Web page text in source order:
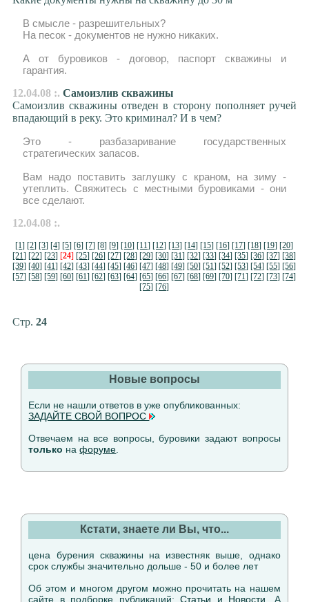
В смысле - разрешительных?
На песок - документов не нужно никаких.
А от буровиков - договор, паспорт скважины и
гарантия.
12.04.08 :. Самоизлив скважины
Самоизлив скважины отведен в сторону пополняет ручей
впадающий в реку. Это криминал? И в чем?
Это - разбазаривание государственных
стратегических запасов.
Вам надо поставить заглушку с краном, на зиму -
утеплить. Свяжитесь с местными буровиками - они
все сделают.
12.04.08 :.
[1] [2] [3] [4] [5] [6] [7] [8] [9] [10] [11] [12] [13] [14] [15] [16] [17] [18] [19] [20]
[21] [22] [23] [24] [25] [26] [27] [28] [29] [30] [31] [32] [33] [34] [35] [36] [37] [38]
[39] [40] [41] [42] [43] [44] [45] [46] [47] [48] [49] [50] [51] [52] [53] [54] [55] [56]
[57] [58] [59] [60] [61] [62] [63] [64] [65] [66] [67] [68] [69] [70] [71] [72] [73] [74]
[75] [76]
Стр. 24
Новые вопросы
Если не нашли ответов в уже опубликованных:
ЗАДАЙТЕ СВОЙ ВОПРОС
Отвечаем на все вопросы, буровики задают вопросы
только нафоруме
Кстати, знаете ли Вы, что...
цена бурения скважины на известняк выше, однако
срок службы значительно дольше - 50 и более лет
Об этом и многом другом можно прочитать на нашем
сайте в подборке публикаций:Статьи и Новости . А